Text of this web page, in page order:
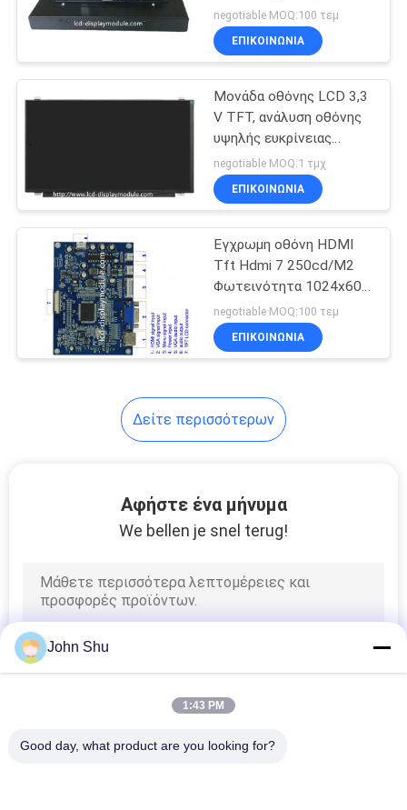
SITEMAP
ΠΟΛΙΤΙΚΉ
ΑΠΟΡΡΉΤΟΥ
HDMI
negotiable MOQ:100 τεμ
ΕΠΙΚΟΙΝΩΝΊΑ
Μονάδα οθόνης LCD 3,3
V TFT, ανάλυση οθόνης
υψηλής ευκρίνειας
μετάδοσης 1920 X 1080
negotiable MOQ:1 τμχ
ΕΠΙΚΟΙΝΩΝΊΑ
Έγχρωμη οθόνη HDMI
Tft Hdmi 7 250cd/M2
Φωτεινότητα 1024x600
Ανάλυση
negotiable MOQ:100 τεμ
ΕΠΙΚΟΙΝΩΝΊΑ
Δείτε περισσότερων
Αφήστε ένα μήνυμα
We bellen je snel terug!
John Shu
1:43 PM
Good day, what product are you looking for?